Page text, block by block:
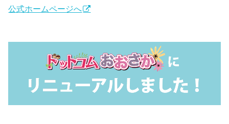
公式ホームページへ